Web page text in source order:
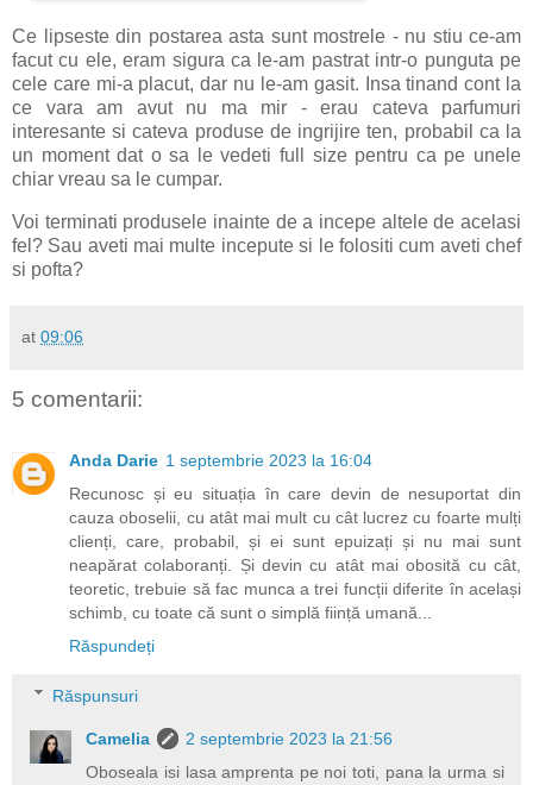
Ce lipseste din postarea asta sunt mostrele - nu stiu ce-am
facut cu ele, eram sigura ca le-am pastrat intr-o punguta pe
cele care mi-a placut, dar nu le-am gasit. Insa tinand cont la
ce vara am avut nu ma mir - erau cateva parfumuri
interesante si cateva produse de ingrijire ten, probabil ca la
un moment dat o sa le vedeti full size pentru ca pe unele
chiar vreau sa le cumpar.
Voi terminati produsele inainte de a incepe altele de acelasi
fel? Sau aveti mai multe incepute si le folositi cum aveti chef
si pofta?
at 09:06
5 comentarii:
Anda Darie 1 septembrie 2023 la 16:04
Recunosc și eu situația în care devin de nesuportat din
cauza oboselii, cu atât mai mult cu cât lucrez cu foarte mulți
clienți, care, probabil, și ei sunt epuizați și nu mai sunt
neapărat colaboranți. Și devin cu atât mai obosită cu cât,
teoretic, trebuie să fac munca a trei funcții diferite în același
schimb, cu toate că sunt o simplă ființă umană...
Răspundeți
Răspunsuri
Camelia
2 septembrie 2023 la 21:56
Oboseala isi lasa amprenta pe noi toti, pana la urma si